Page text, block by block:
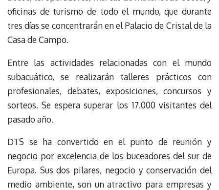
oficinas de turismo de todo el mundo, que durante
tres días se concentrarán en el Palacio de Cristal de la
Casa de Campo.
Entre las actividades relacionadas con el mundo
subacuático, se realizarán talleres prácticos con
profesionales, debates, exposiciones, concursos y
sorteos. Se espera superar los 17.000 visitantes del
pasado año.
DTS se ha convertido en el punto de reunión y
negocio por excelencia de los buceadores del sur de
Europa. Sus dos pilares, negocio y conservación del
medio ambiente, son un atractivo para empresas y